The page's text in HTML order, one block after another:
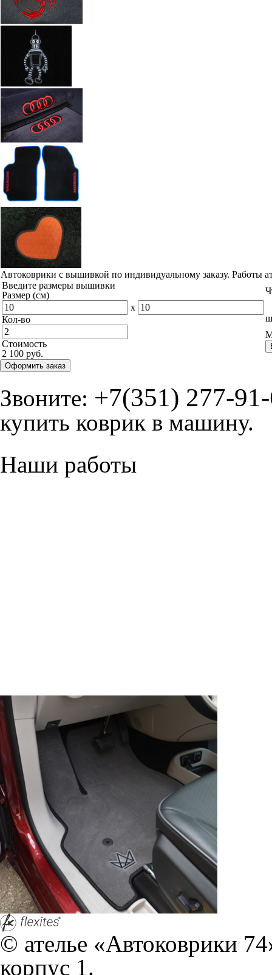
Автоковрики с вышивкой по индивидуальному заказу. Работы
Введите размеры вышивки
Размер (см)
x
Кол-во
Стоимость
2 100 руб.
Оформить заказ
Звоните: +7(351) 277-
купить коврик в машину.
Наши работы
© ателье «Автоковрики
корпус 1.
На нашем сайте в целях
работоспособности
персональных данных,
браузером. Это,
и т.д. Если Вы
согласие на обработку
Положении по обработке
+7 (351) 277 91 67